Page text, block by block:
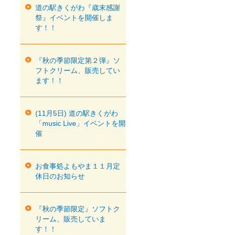
道の駅きくがわ『歳末感謝
祭』イベントを開催しま
す！！
『秋の季節限定第２弾』ソ
フトクリーム、販売してい
ます！！
(11月5日) 道の駅きくがわ
「music Live」イベントを開
催
お食事処よもやま１１月定
休日のお知らせ
『秋の季節限定』ソフトク
リーム、販売していま
す！！